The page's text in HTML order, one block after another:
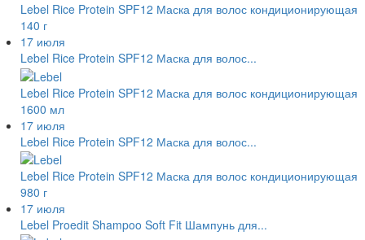
Lebel Rice Protein SPF12 Маска для волос кондиционирующая
140 г
17 июля
Lebel Rice Protein SPF12 Маска для волос...
Lebel Rice Protein SPF12 Маска для волос кондиционирующая
1600 мл
17 июля
Lebel Rice Protein SPF12 Маска для волос...
Lebel Rice Protein SPF12 Маска для волос кондиционирующая
980 г
17 июля
Lebel Proedit Shampoo Soft Fit Шампунь для...